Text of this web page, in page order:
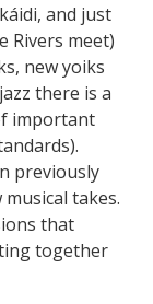
and just
Rivers meet)
new yoiks
there is a
important
previously
takes.
that
together